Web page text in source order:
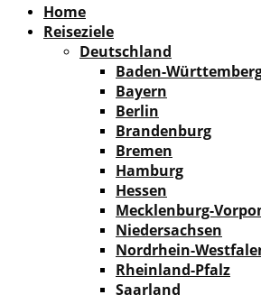
Home
Reiseziele
Deutschland
Baden-
Bayern
Berlin
Brandenburg
Bremen
Hamburg
Hessen
Mecklenburg-
Niedersachsen
Nordrhein-
Rheinland-Pfalz
Saarland